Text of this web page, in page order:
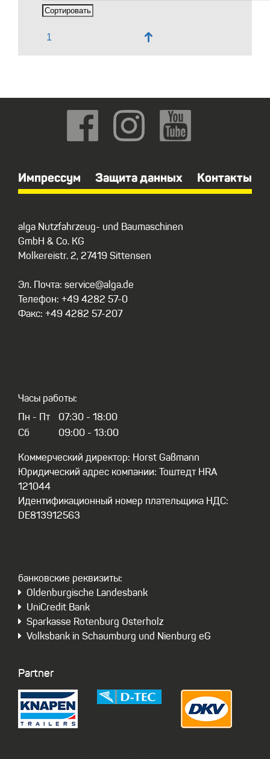
↑
Импрессум Защита данных Контакты
alga Nutzfahrzeug- und Baumaschinen
GmbH & Co. KG
Molkereistr. 2, 27419 Sittensen
Эл. Почта: service@alga.de
Телефон: +49 4282 57-0
Факс: +49 4282 57-207
Часы работы:
Пн - Пт
Сб
07:30 - 18:00
09:00 - 13:00
Коммерческий директор: Horst Gaßmann
Юридический адрес компании: Тоштедт HRA
121044
Идентификационный номер плательщика НДС:
DE813912563
бaнковские реквизиты:
Oldenburgische Landesbank
UniCredit Bank
Sparkasse Rotenburg Osterholz
Volksbank in Schaumburg und Nienburg eG
Partner